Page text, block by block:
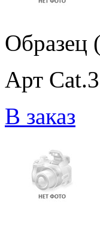
Образец
Арт
В заказ